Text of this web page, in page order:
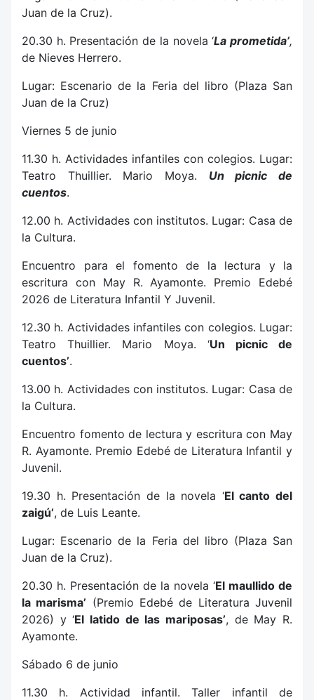
Juan de la Cruz).
20.30 h. Presentación de la novela ‘La prometida’,
de Nieves Herrero.
Lugar: Escenario de la Feria del libro (Plaza San
Juan de la Cruz)
Viernes 5 de junio
11.30 h. Actividades infantiles con colegios. Lugar:
Teatro Thuillier. Mario Moya. Un picnic de
cuentos.
12.00 h. Actividades con institutos. Lugar: Casa de
la Cultura.
Encuentro para el fomento de la lectura y la
escritura con May R. Ayamonte. Premio Edebé
2026 de Literatura Infantil Y Juvenil.
12.30 h. Actividades infantiles con colegios. Lugar:
Teatro Thuillier. Mario Moya. ‘Un picnic de
cuentos’.
13.00 h. Actividades con institutos. Lugar: Casa de
la Cultura.
Encuentro fomento de lectura y escritura con May
R. Ayamonte. Premio Edebé de Literatura Infantil y
Juvenil.
19.30 h. Presentación de la novela ‘El canto del
zaigú’, de Luis Leante.
Lugar: Escenario de la Feria del libro (Plaza San
Juan de la Cruz).
20.30 h. Presentación de la novela ‘El maullido de
la marisma’ (Premio Edebé de Literatura Juvenil
2026) y ‘El latido de las mariposas’, de May R.
Ayamonte.
Sábado 6 de junio
11.30 h. Actividad infantil. Taller infantil de